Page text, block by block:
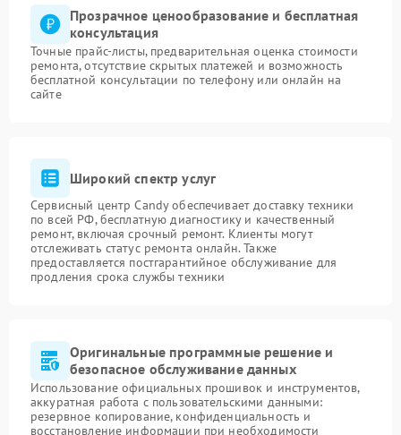
Прозрачное ценообразование и бесплатная
консультация
Точные прайс-листы, предварительная оценка стоимости
ремонта, отсутствие скрытых платежей и возможность
бесплатной консультации по телефону или онлайн на
сайте
Широкий спектр услуг
Сервисный центр Candy обеспечивает доставку техники
по всей РФ, бесплатную диагностику и качественный
ремонт, включая срочный ремонт. Клиенты могут
отслеживать статус ремонта онлайн. Также
предоставляется постгарантийное обслуживание для
продления срока службы техники
Оригинальные программные решение и
безопасное обслуживание данных
Использование официальных прошивок и инструментов,
аккуратная работа с пользовательскими данными:
резервное копирование, конфиденциальность и
восстановление информации при необходимости